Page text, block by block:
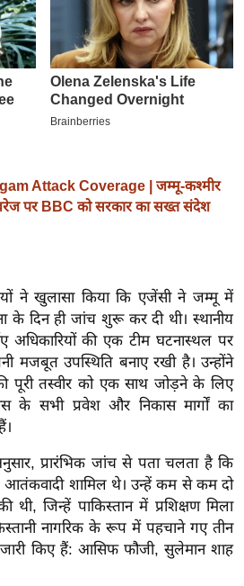
Attack Coverage | जम्मू-कश्मीर
पर BBC को सरकार का सख्त संदेश
ने खुलासा किया कि एजेंसी ने जम्मू में
के दिन ही जांच शुरू कर दी थी। स्थानीय
की एक टीम घटनास्थल पर
मजबूत उपस्थिति बनाए रखी है। उन्होंने
पूरी तस्वीर को एक साथ जोड़ने के लिए
सभी प्रवेश और निकास मार्गों का
प्रारंभिक जांच से पता चलता है कि
आतंकवादी शामिल थे। उन्हें कम से कम दो
थी, जिन्हें पाकिस्तान में प्रशिक्षण मिला
नागरिक के रूप में पहचाने गए तीन
किए हैं: आसिफ फौजी, सुलेमान शाह